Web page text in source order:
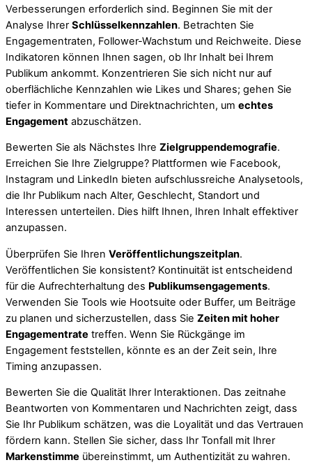
Verbesserungen erforderlich sind. Beginnen Sie mit der
Analyse Ihrer Schlüsselkennzahlen. Betrachten Sie
Engagementraten, Follower-Wachstum und Reichweite. Diese
Indikatoren können Ihnen sagen, ob Ihr Inhalt bei Ihrem
Publikum ankommt. Konzentrieren Sie sich nicht nur auf
oberflächliche Kennzahlen wie Likes und Shares; gehen Sie
tiefer in Kommentare und Direktnachrichten, um echtes
Engagement abzuschätzen.
Bewerten Sie als Nächstes Ihre Zielgruppendemografie.
Erreichen Sie Ihre Zielgruppe? Plattformen wie Facebook,
Instagram und LinkedIn bieten aufschlussreiche Analysetools,
die Ihr Publikum nach Alter, Geschlecht, Standort und
Interessen unterteilen. Dies hilft Ihnen, Ihren Inhalt effektiver
anzupassen.
Überprüfen Sie Ihren Veröffentlichungszeitplan.
Veröffentlichen Sie konsistent? Kontinuität ist entscheidend
für die Aufrechterhaltung des Publikumsengagements.
Verwenden Sie Tools wie Hootsuite oder Buffer, um Beiträge
zu planen und sicherzustellen, dass Sie Zeiten mit hoher
Engagementrate treffen. Wenn Sie Rückgänge im
Engagement feststellen, könnte es an der Zeit sein, Ihre
Timing anzupassen.
Bewerten Sie die Qualität Ihrer Interaktionen. Das zeitnahe
Beantworten von Kommentaren und Nachrichten zeigt, dass
Sie Ihr Publikum schätzen, was die Loyalität und das Vertrauen
fördern kann. Stellen Sie sicher, dass Ihr Tonfall mit Ihrer
Markenstimme übereinstimmt, um Authentizität zu wahren.